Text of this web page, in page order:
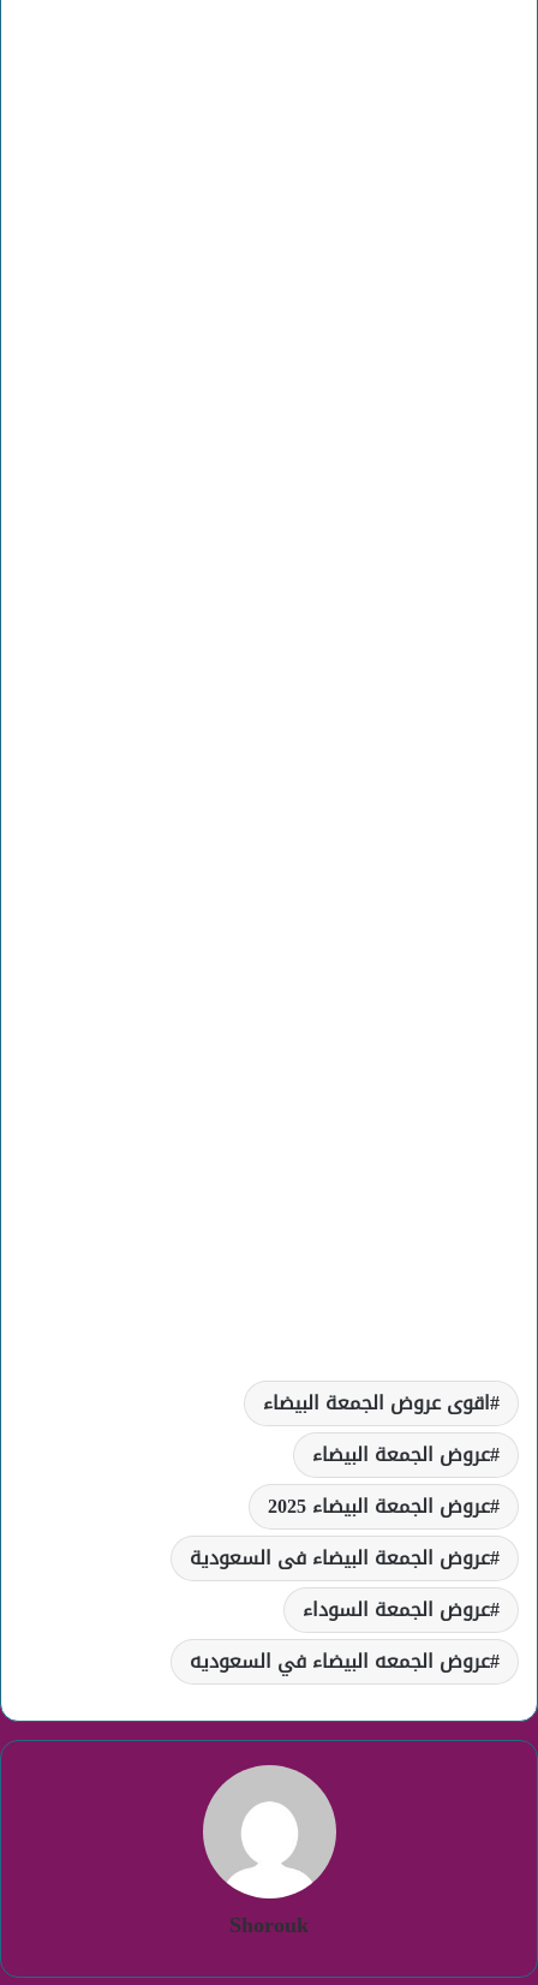
اقوى عروض الجمعة البيضاء
عروض الجمعة البيضاء
عروض الجمعة البيضاء 2025
عروض الجمعة البيضاء فى السعودية
عروض الجمعة السوداء
عروض الجمعه البيضاء في السعوديه
Shorouk